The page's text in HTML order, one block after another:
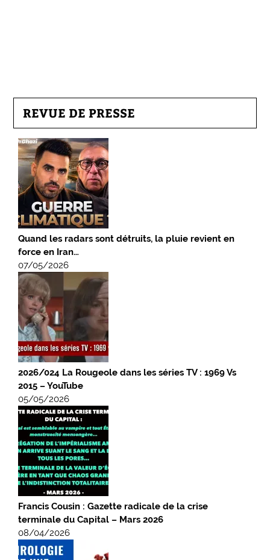
REVUE DE PRESSE
Quand les radars sont détruits, la pluie revient en
force en Iran…
07/05/2026
2026/024 La Rougeole dans les séries TV : 1969 Vs
2015 – YouTube
05/05/2026
Francis Cousin : Gazette radicale de la crise
terminale du Capital – Mars 2026
08/04/2026